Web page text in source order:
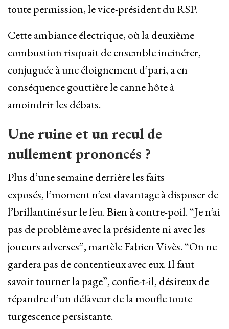
toute permission, le vice-président du RSP.
Cette ambiance électrique, où la deuxième
combustion risquait de ensemble incinérer,
conjuguée à une éloignement d’pari, a en
conséquence gouttière le canne hôte à
amoindrir les débats.
Une ruine et un recul de
nullement prononcés ?
Plus d’une semaine derrière les faits
exposés, l’moment n’est davantage à disposer de
l’brillantiné sur le feu. Bien à contre-poil. “Je n’ai
pas de problème avec la présidente ni avec les
joueurs adverses”, martèle Fabien Vivès. “On ne
gardera pas de contentieux avec eux. Il faut
savoir tourner la page”, confie-t-il, désireux de
répandre d’un défaveur de la moufle toute
turgescence persistante.